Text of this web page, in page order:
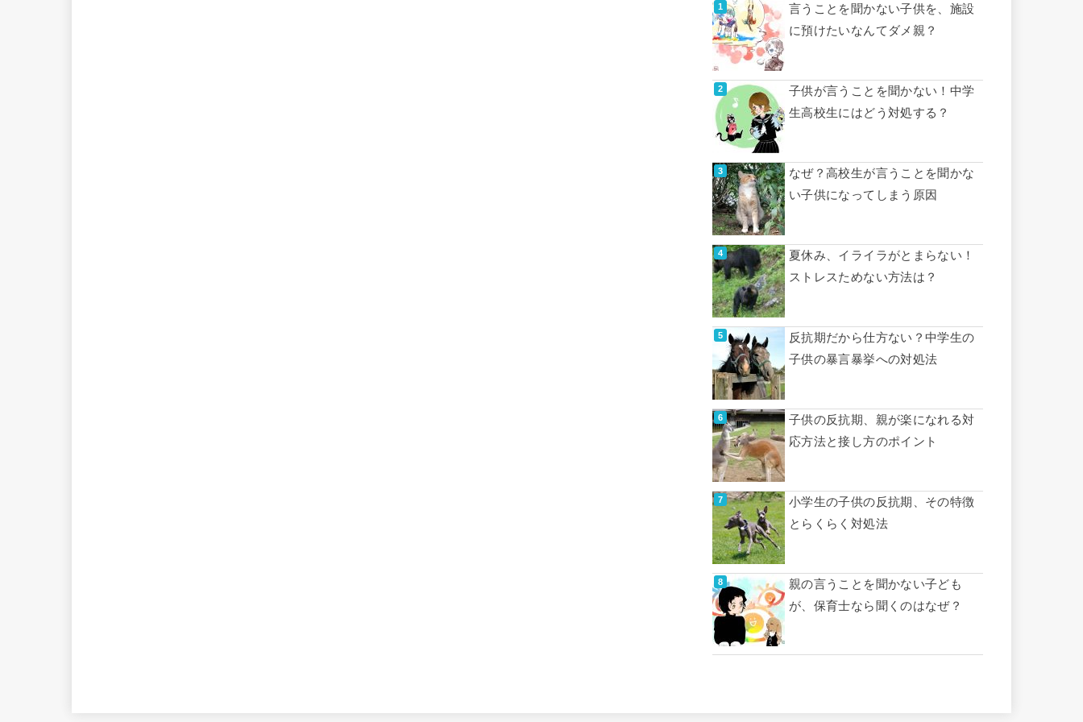
言うことを聞かない子供を、施設
に預けたいなんてダメ親？
子供が言うことを聞かない！中学
生高校生にはどう対処する？
なぜ？高校生が言うことを聞かな
い子供になってしまう原因
夏休み、イライラがとまらない！
ストレスためない方法は？
反抗期だから仕方ない？中学生の
子供の暴言暴挙への対処法
子供の反抗期、親が楽になれる対
応方法と接し方のポイント
小学生の子供の反抗期、その特徴
とらくらく対処法
親の言うことを聞かない子ども
が、保育士なら聞くのはなぜ？